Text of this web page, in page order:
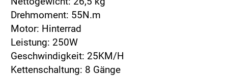
Drehmoment: 55N.m
Motor: Hinterrad
Leistung: 250W
Geschwindigkeit: 25KM/H
Kettenschaltung: 8 Gänge